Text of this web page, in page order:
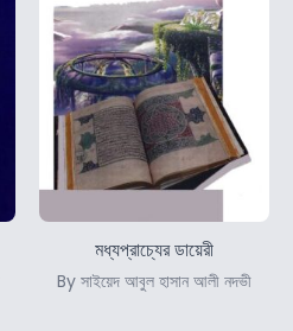
মধ্যপ্রাচ্যের ডায়েরী
By সাইয়েদ আবুল হাসান আলী নদভী